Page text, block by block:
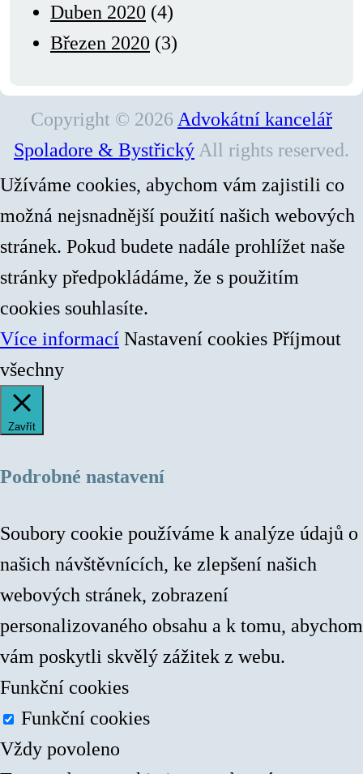
Duben 2020 (4)
Březen 2020 (3)
Copyright © 2026 Advokátní kancelář
Spoladore & BystřickýAll rights reserved.
Užíváme cookies, abychom vám zajistili co
možná nejsnadnější použití našich webových
stránek. Pokud budete nadále prohlížet naše
stránky předpokládáme, že s použitím
cookies souhlasíte.
Více informací Nastavení cookies Příjmout
všechny
Zavřít
Podrobné nastavení
Soubory cookie používáme k analýze údajů o
našich návštěvnících, ke zlepšení našich
webových stránek, zobrazení
personalizovaného obsahu a k tomu, abychom
vám poskytli skvělý zážitek z webu.
Funkční cookies
Funkční cookies
Vždy povoleno